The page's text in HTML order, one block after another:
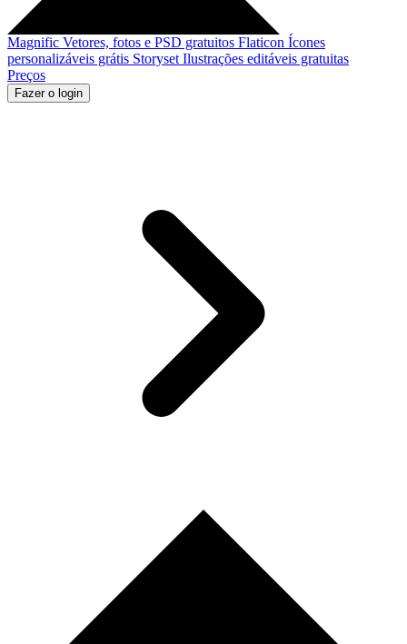
Magnific Vetores, fotos e PSD gratuitos Flaticon Ícones
personalizáveis grátis Storyset Ilustrações editáveis gratuitas
Preços
Fazer o login